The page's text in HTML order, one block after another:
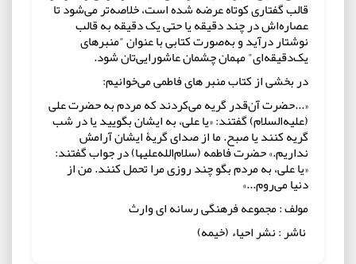
قالب گفتاری کوتاه عرضه شده است، خلاصه‌تر می‌شود تا
عصاره‌اش در چند دقیقه یا حتی یک دقیقه به قالب
نوشتار درآید و به‌صورت کتابی با عنوان "منبرهای
یک‌دقیقه‌ای" مهمان چشمان عاشورایی‌تان شود.
در بخشی از کتاب منبر های فاطمی می‌خوانیم:
«...حضرت آن‌قدر گریه می‌کردند که مردم به حضرت علی‌
(علیه‌السلام) گفتند: «یا علی، به ایشان بگویید یا در شب
گریه کنند یا صبح. ما از صدای گریۀ ایشان آرامش
نداریم.» حضرت فاطمه‌ (سلام‌الله‌علیها) در جواب گفتند:
«یا علی، به مردم بگو چند روزی مرا تحمل کنند. من از
دنیا می‌روم...»
مولف : مجموعه فرهنگی رسانه ای وارث
ناشر : نشر احیاء (خیمه)